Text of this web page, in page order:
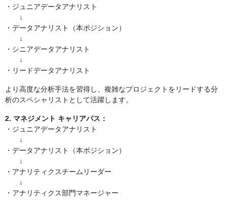
・ジュニアデータアナリスト
↓
・データアナリスト（本ポジション）
↓
・シニアデータアナリスト
↓
・リードデータアナリスト
より高度な分析手法を習得し、複雑なプロジェクトをリードする分
析のスペシャリストとして活躍します。
2. マネジメント キャリアパス：
・ジュニアデータアナリスト
↓
・データアナリスト（本ポジション）
↓
・アナリティクスチームリーダー
↓
・アナリティクス部門マネージャー